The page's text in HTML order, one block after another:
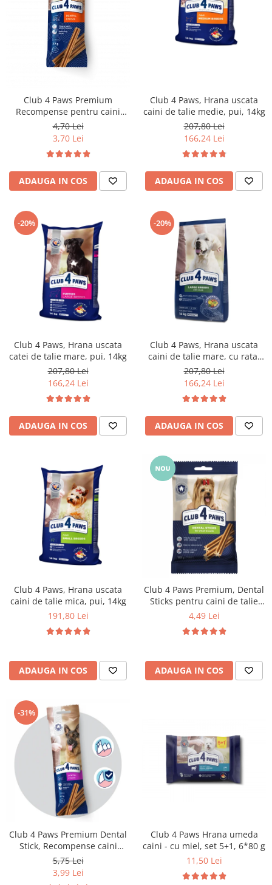
Club 4 Paws Premium
Recompense pentru caini
Dental Stick, 77g
4,70 Lei
3,70 Lei
ADAUGA IN COS
Club 4 Paws, Hrana uscata
caini de talie medie, pui, 14kg
207,80 Lei
166,24 Lei
ADAUGA IN COS
-20%
Club 4 Paws, Hrana uscata
catei de talie mare, pui, 14kg
207,80 Lei
166,24 Lei
ADAUGA IN COS
-20%
Club 4 Paws, Hrana uscata
caini de talie mare, cu rata,
14kg
207,80 Lei
166,24 Lei
ADAUGA IN COS
Club 4 Paws, Hrana uscata
caini de talie mica, pui, 14kg
191,80 Lei
ADAUGA IN COS
Club 4 Paws Premium, Dental
Sticks pentru caini de talie
mica, 110g
4,49 Lei
ADAUGA IN COS
-31%
Club 4 Paws Premium Dental
Stick, Recompense caini
0,117kg
5,75 Lei
3,99 Lei
Club 4 Paws Hrana umeda
caini - cu miel, set 5+1, 6*80 g
11,50 Lei